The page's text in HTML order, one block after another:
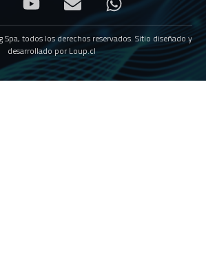
Spa, todos los derechos reservados. Sitio diseñado y
desarrollado por Loup.cl